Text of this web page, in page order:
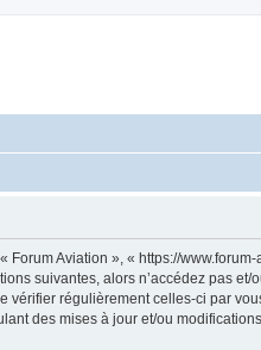
Aviation », « https://
suivantes, alors n’accédez pas
régulièrement celles-ci par
des mises à jour et/ou